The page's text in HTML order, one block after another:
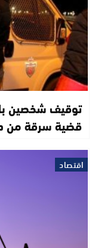
توقيف شخصين
قضية سرقة من
اقتصاد